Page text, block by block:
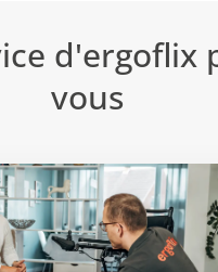
d'ergoflix
vous